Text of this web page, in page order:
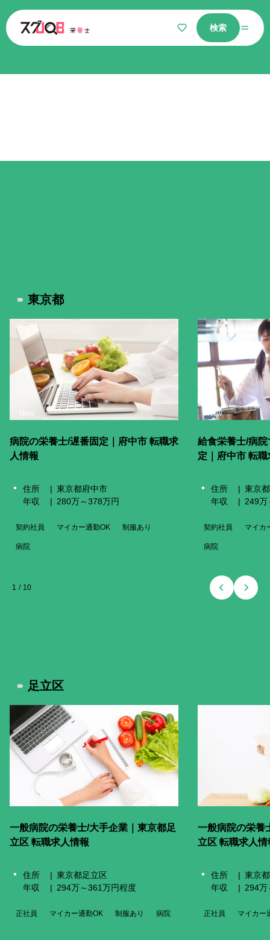
検索
仕事をさがす
メニューを閉じる
東京都
New
病院の栄養士/遅番固定｜府中市 転職求
人情報
住所
東京都府中市
年収
280万～378万円
契約社員 マイカー通勤OK 制服あり
病院
New
給食栄養士/病
定｜府中市 転
住所
東京
年収
249万
契約社員 マイカ
病院
1 / 10
足立区
一般病院の栄養士/大手企業｜東京都足
立区 転職求人情報
住所
東京都足立区
年収
294万～361万円程度
正社員 マイカー通勤OK 制服あり 病院
一般病院の栄養
立区 転職求人情
住所
東京
年収
294万
正社員 マイカー